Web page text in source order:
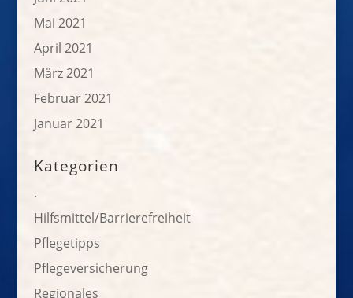
Mai 2021
April 2021
März 2021
Februar 2021
Januar 2021
Kategorien
.
Hilfsmittel/Barrierefreiheit
Pflegetipps
Pflegeversicherung
Regionales